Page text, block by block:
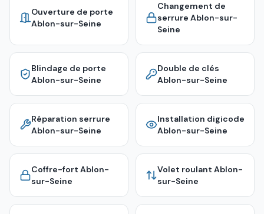
Ouverture de porte
Ablon-sur-Seine
Changement de
serrure Ablon-sur-
Seine
Blindage de porte
Ablon-sur-Seine
Double de clés
Ablon-sur-Seine
Réparation serrure
Ablon-sur-Seine
Installation digicode
Ablon-sur-Seine
Coffre-fort Ablon-
sur-Seine
Volet roulant Ablon-
sur-Seine